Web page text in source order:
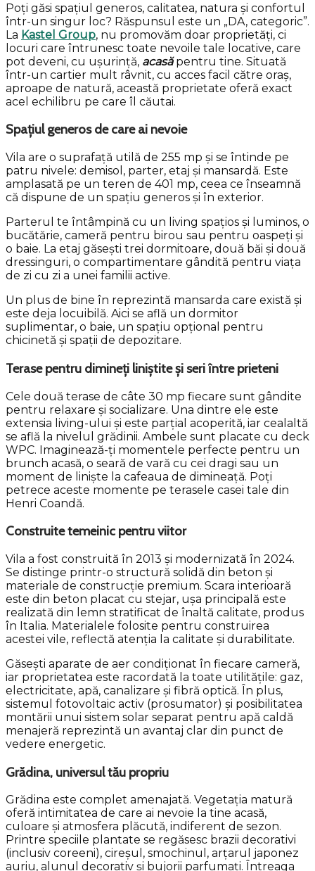
Poți găsi spațiul generos, calitatea, natura și confortul
într-un singur loc? Răspunsul este un „DA, categoric”.
La Kastel Group, nu promovăm doar proprietăți, ci
locuri care întrunesc toate nevoile tale locative, care
pot deveni, cu ușurință, acasăpentru tine. Situată
într-un cartier mult râvnit, cu acces facil către oraș,
aproape de natură, această proprietate oferă exact
acel echilibru pe care îl căutai.
Spațiul generos de care ai nevoie
Vila are o suprafață utilă de 255 mp și se întinde pe
patru nivele: demisol, parter, etaj și mansardă. Este
amplasată pe un teren de 401 mp, ceea ce înseamnă
că dispune de un spațiu generos și în exterior.
Parterul te întâmpină cu un living spațios și luminos, o
bucătărie, cameră pentru birou sau pentru oaspeți și
o baie. La etaj găsești trei dormitoare, două băi și două
dressinguri, o compartimentare gândită pentru viața
de zi cu zi a unei familii active.
Un plus de bine în reprezintă mansarda care există și
este deja locuibilă. Aici se află un dormitor
suplimentar, o baie, un spațiu opțional pentru
chicinetă și spații de depozitare.
Terase pentru dimineți liniștite și seri între prieteni
Cele două terase de câte 30 mp fiecare sunt gândite
pentru relaxare și socializare. Una dintre ele este
extensia living-ului și este parțial acoperită, iar cealaltă
se află la nivelul grădinii. Ambele sunt placate cu deck
WPC. Imaginează-ți momentele perfecte pentru un
brunch acasă, o seară de vară cu cei dragi sau un
moment de liniște la cafeaua de dimineață. Poți
petrece aceste momente pe terasele casei tale din
Henri Coandă.
Construite temeinic pentru viitor
Vila a fost construită în 2013 și modernizată în 2024.
Se distinge printr-o structură solidă din beton și
materiale de construcție premium. Scara interioară
este din beton placat cu stejar, ușa principală este
realizată din lemn stratificat de înaltă calitate, produs
în Italia. Materialele folosite pentru construirea
acestei vile, reflectă atenția la calitate și durabilitate.
Găsești aparate de aer condiționat în fiecare cameră,
iar proprietatea este racordată la toate utilitățile: gaz,
electricitate, apă, canalizare și fibră optică. În plus,
sistemul fotovoltaic activ (prosumator) și posibilitatea
montării unui sistem solar separat pentru apă caldă
menajeră reprezintă un avantaj clar din punct de
vedere energetic.
Grădina, universul tău propriu
Grădina este complet amenajată. Vegetația matură
oferă intimitatea de care ai nevoie la tine acasă,
culoare și atmosfera plăcută, indiferent de sezon.
Printre speciile plantate se regăsesc brazii decorativi
(inclusiv coreeni), cireșul, smochinul, arțarul japonez
auriu, alunul decorativ și bujorii parfumați. Întreaga